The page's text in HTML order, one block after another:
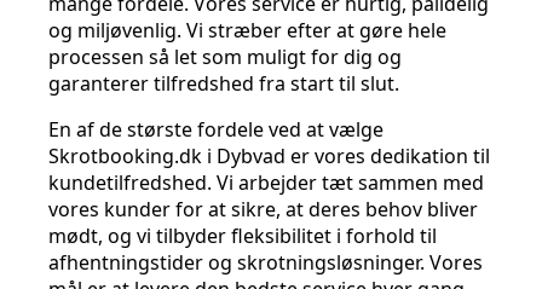
og miljøvenlig. Vi stræber efter at gøre hele
processen så let som muligt for dig og
garanterer tilfredshed fra start til slut.
En af de største fordele ved at vælge
Skrotbooking.dk i Dybvad er vores dedikation til
kundetilfredshed. Vi arbejder tæt sammen med
vores kunder for at sikre, at deres behov bliver
mødt, og vi tilbyder fleksibilitet i forhold til
afhentningstider og skrotningsløsninger. Vores